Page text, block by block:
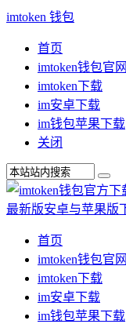
imtoken 钱包
首页
imtoken钱包官网
imtoken下载
im安卓下载
im钱包苹果下载
关闭
首页
imtoken钱包官网
imtoken下载
im安卓下载
im钱包苹果下载